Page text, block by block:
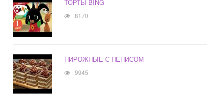
ТОРТЫ BING
8170
ПИРОЖНЫЕ С ПЕНИСОМ
9945